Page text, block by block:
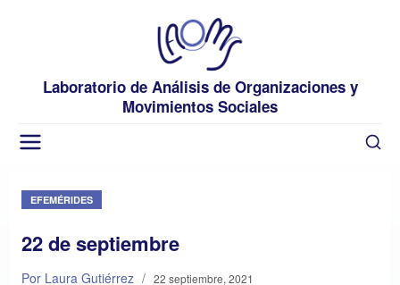
Laboratorio de Análisis de Organizaciones y
Movimientos Sociales
EFEMÉRIDES
22 de septiembre
Por Laura Gutiérrez / 22 septiembre, 2021